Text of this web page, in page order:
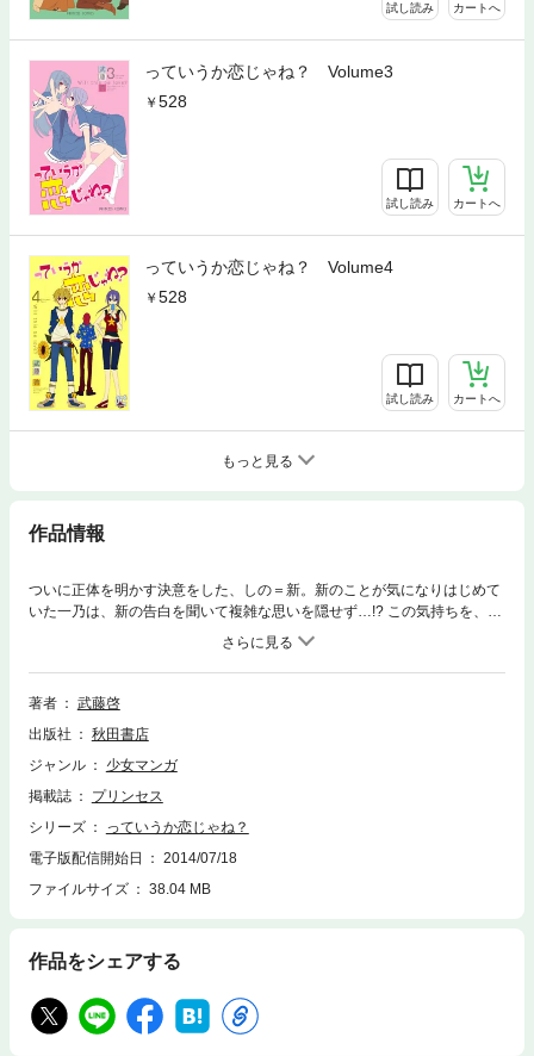
試し読み カートへ
っていうか恋じゃね？ Volume3
528
試し読み カートへ
っていうか恋じゃね？ Volume4
528
試し読み カートへ
もっと見る
作品情報
ついに正体を明かす決意をした、しの＝新。新のことが気になりはじめて
いた一乃は、新の告白を聞いて複雑な思いを隠せず…!? この気持ちを、な
んと呼ぶ? 絡まるふたりの三角関係、完結!
著者
武藤啓
出版社
秋田書店
ジャンル
少女マンガ
掲載誌
プリンセス
シリーズ
っていうか恋じゃね？
電子版配信開始日
2014/07/18
ファイルサイズ
38.04 MB
作品をシェアする